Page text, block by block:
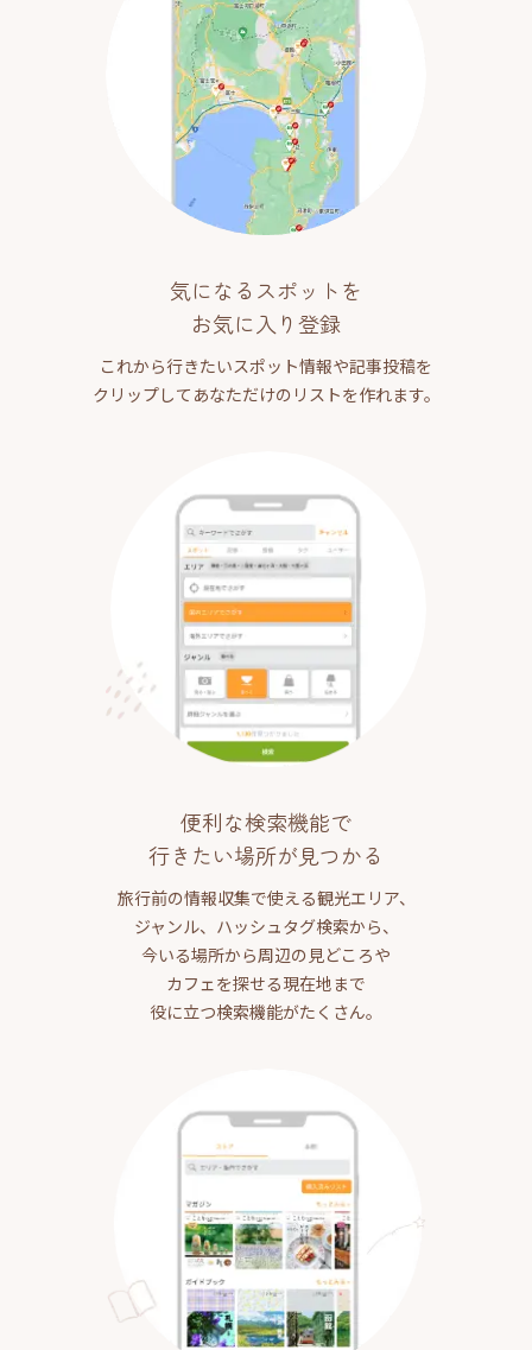
気になるスポットを
お気に入り登録
これから行きたいスポット情報や記事投稿を
クリップしてあなただけのリストを作れます。
便利な検索機能で
行きたい場所が見つかる
旅行前の情報収集で使える観光エリア、
ジャンル、ハッシュタグ検索から、
今いる場所から周辺の見どころや
カフェを探せる現在地まで
役に立つ検索機能がたくさん。